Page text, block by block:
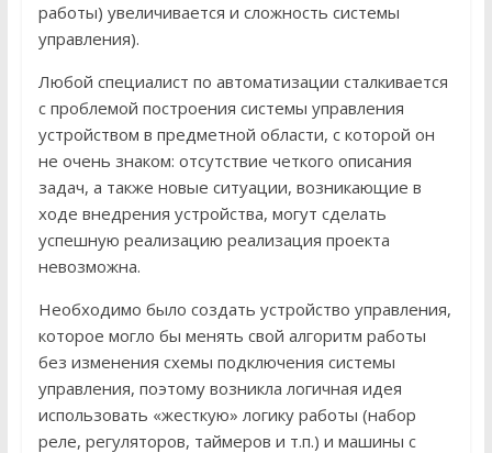
работы) увеличивается и сложность системы
управления).
Любой специалист по автоматизации сталкивается
с проблемой построения системы управления
устройством в предметной области, с которой он
не очень знаком: отсутствие четкого описания
задач, а также новые ситуации, возникающие в
ходе внедрения устройства, могут сделать
успешную реализацию реализация проекта
невозможна.
Необходимо было создать устройство управления,
которое могло бы менять свой алгоритм работы
без изменения схемы подключения системы
управления, поэтому возникла логичная идея
использовать «жесткую» логику работы (набор
реле, регуляторов, таймеров и т.п.) и машины с